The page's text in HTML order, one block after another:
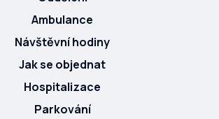
Ambulance
Návštěvní hodiny
Jak se objednat
Hospitalizace
Parkování